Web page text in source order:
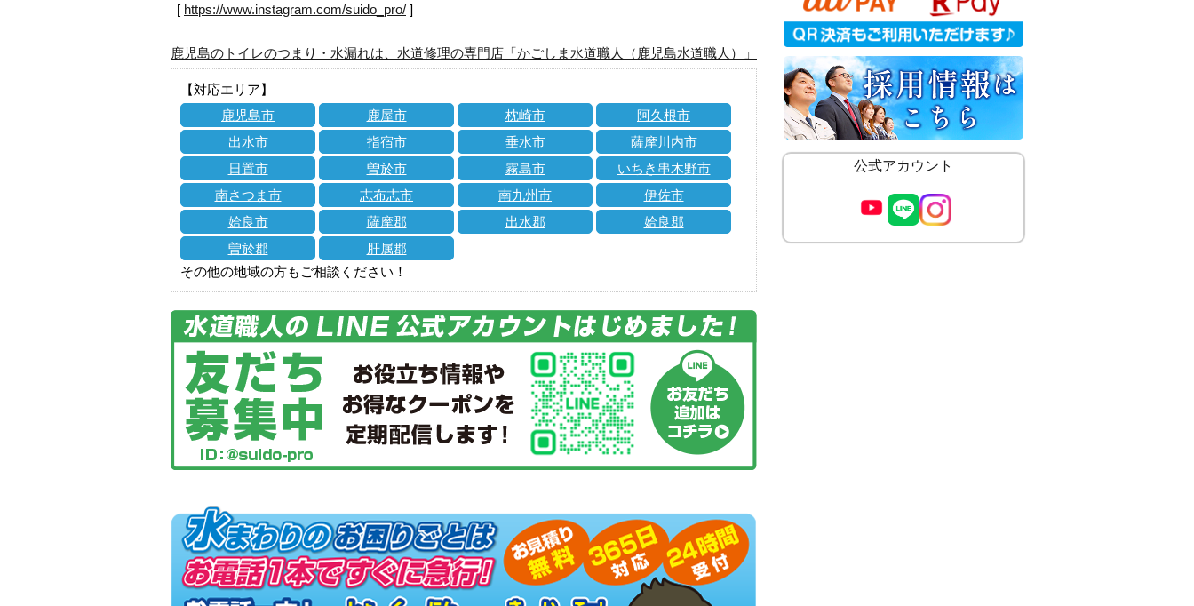
[ https://www.instagram.com/suido_pro/ ]
鹿児島のトイレのつまり・水漏れは、水道修理の専門店「かごしま水道職人（鹿児島水道職人）」
【対応エリア】
鹿児島市
鹿屋市 枕崎市
阿久根市
出水市
指宿市 垂水市
薩摩川内市
日置市
曽於市 霧島市
いちき串木野市
南さつま市
志布志市 南九州市
伊佐市
姶良市
薩摩郡 出水郡
姶良郡
曽於郡
肝属郡
その他の地域の方もご相談ください！
公式アカウント